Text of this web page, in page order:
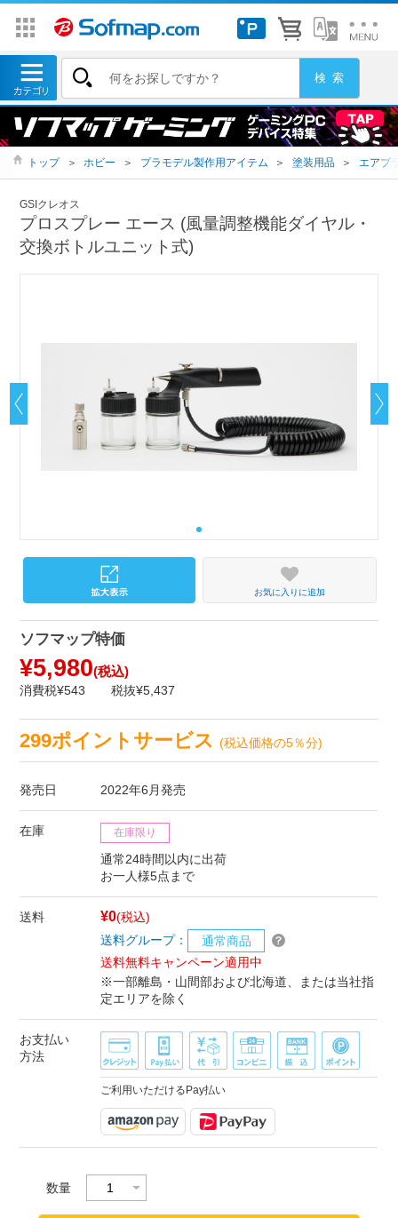
トップ ＞ ホビー ＞ プラモデル製作用アイテム ＞ 塗装用品 ＞ エアブ
GSIクレオス
プロスプレー エース (風量調整機能ダイヤル・
交換ボトルユニット式)
お気に入りに追加
ソフマップ特価
¥5,980(税込)
消費税¥543 税抜¥5,437
299ポイントサービス(税込価格の5％分)
発売日 2022年6月発売
在庫 在庫限り
通常24時間以内に出荷
お一人様5点まで
送料 ¥0(税込)
送料グループ：
通常商品
送料無料キャンペーン適用中
※一部離島・山間部および北海道、または当社指
定エリアを除く
お支払い
方法
ご利用いただけるPay払い
数量